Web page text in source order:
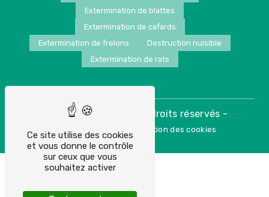
Extermination de blattes
Extermination de cafards
Extermination de frelons
Destruction nuisible
Extermination de rats
Vistalid - 2026 - Tous droits réservés -
Mentions légales - Gestion des cookies
Ce site utilise des cookies
et vous donne le contrôle
sur ceux que vous
souhaitez activer